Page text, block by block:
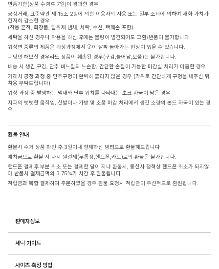
반품기한(상품 수령후 7일)이 경과한 경우
공정거래, 표준약관 제 15조 2항에 의한 이용자의 사용 또는 일부 소비에 의하여 재화 가치가
현저히 감소한 경우
(착용 흔적, 화장품, 탈취제 냄새, 세탁, 수선, 택훼손 포함)
세탁을 하신 경우나 착용을 하신 후에는 불량이 발견되어도 교환/반품이 불가합니다.
워싱면 종류의 제품은 워싱과정에서 옷이 살짝 돌아가는 현상이 있을 수 있습니다.
피팅만 해보신 경우라도 상품이 훼손된 경우(구김,늘어남,보풀)는 불가합니다.
배송 시 생긴 구김, 단추 바느질의 느슨함, 간단한 손질이 가능한 마감실 처리가 미흡한 경우
거래처 공정 과정 중 단추구멍이 완벽히 뚫리지 않은 경우 (가위로 간단하게 구멍을 내주신 뒤
착용 부탁드립니다)
워싱 과정 중 발생하는 냄새와 단추 위치를 나타내는 초크 자국이 남은 경우
지퍼의 뻣뻣한 움직임, 신발이나 가방 및 소품 마감 처리에서 생긴 소량의 본드 자국이 있는 경
우
환불 안내
환불시 수거 상품 확인 후 3일이내 결제하신 방법으로 환불해드립니다
예치금으로 환불 시 다시 원결제(무통장,핸드폰,카드)로의 환불은 불가합니다.
핸드폰 결제후 부분 취소 또는 결제한 달이 지나 환불시, 통신사 정책상 핸드폰 취소가 되지않
아 반품시 결제금액의 3.75%가 차감 후 환불됩니다.
적립금과 복합 결제하여 주문하였을 경우 환불 요청시 적립금이 우선적으로 환원됩니다.
판매자정보
세탁 가이드
사이즈 측정 방법